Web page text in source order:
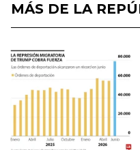
MÁS DE LA